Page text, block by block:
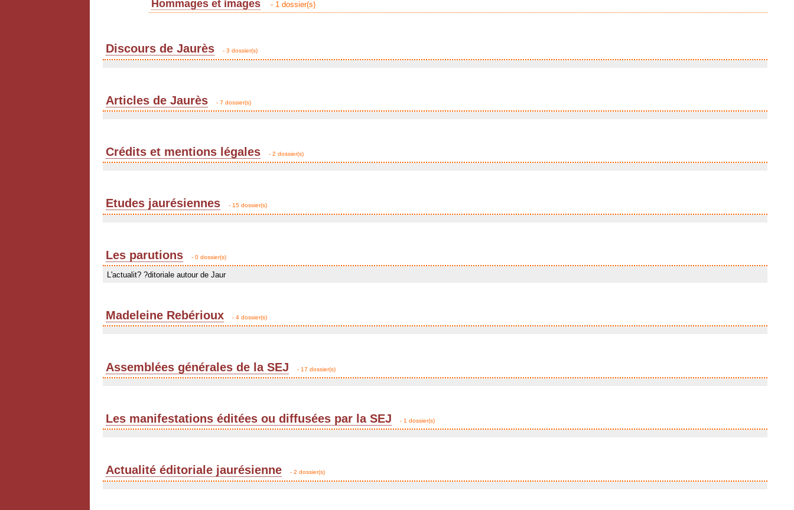
Hommages et images - 1 dossier(s)
Discours de Jaurès - 3 dossier(s)
Articles de Jaurès - 7 dossier(s)
Crédits et mentions légales - 2 dossier(s)
Etudes jaurésiennes - 15 dossier(s)
Les parutions - 0 dossier(s)
L'actualit? ?ditoriale autour de Jaur
Madeleine Rebérioux - 4 dossier(s)
Assemblées générales de la SEJ - 17 dossier(s)
Les manifestations éditées ou diffusées par la SEJ - 1 dossier(s)
Actualité éditoriale jaurésienne - 2 dossier(s)